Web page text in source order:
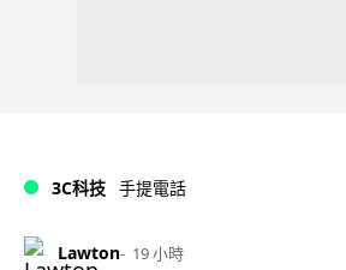
3C科技 手提電話
Lawton 19 小時